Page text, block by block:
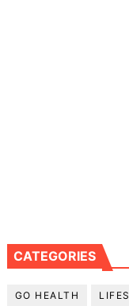
CATEGORIES
GO HEALTH